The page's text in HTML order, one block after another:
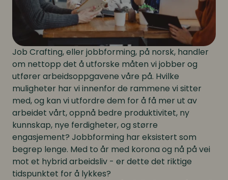
Job Crafting, eller jobbforming, på norsk, handler
om nettopp det å utforske måten vi jobber og
utfører arbeidsoppgavene våre på. Hvilke
muligheter har vi innenfor de rammene vi sitter
med, og kan vi utfordre dem for å få mer ut av
arbeidet vårt, oppnå bedre produktivitet, ny
kunnskap, nye ferdigheter, og større
engasjement? Jobbforming har eksistert som
begrep lenge. Med to år med korona og nå på vei
mot et hybrid arbeidsliv - er dette det riktige
tidspunktet for å lykkes?